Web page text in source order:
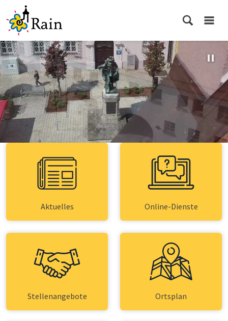
Aktuelles Online-Dienste
Stellenangebote Ortsplan